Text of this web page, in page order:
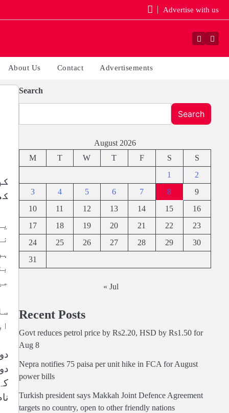
Advertise with us
Facebook
About Us Contact Advertisements
Search
Search
August 2026
M
T W T F S
S
1
2
3
4 5 6 7 8
9
10
11 12 13 14 15
16
17
18 19 20 21 22
23
24
25 26 27 28 29
30
31
« Jul
Recent Posts
Govt reduces petrol price by Rs2.20, HSD by Rs1.50 for
Aug 8
Nepra notifies 75 paisa per unit hike in FCA for August
power bills
Turkish president says Makkah Joint Defence Agreement
targets no country, open to other friendly nations